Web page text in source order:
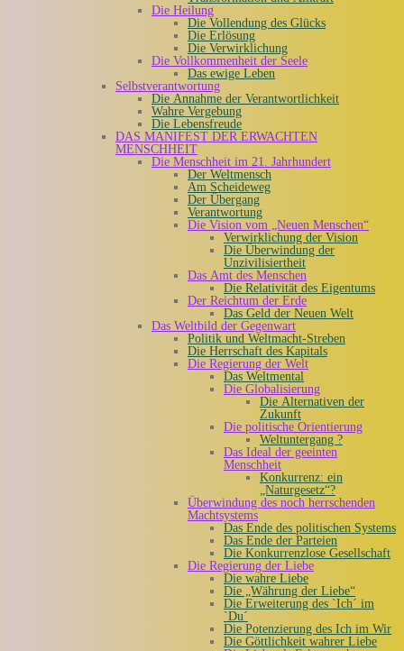
Die Heilung
Die Vollendung des Glücks
Die Erlösung
Die Verwirklichung
Die Vollkommenheit der Seele
Das ewige Leben
Selbstverantwortung
Die Annahme der Verantwortlichkeit
Wahre Vergebung
Die Lebensfreude
DAS MANIFEST DER ERWACHTEN
MENSCHHEIT
Die Menschheit im 21. Jahrhundert
Der Weltmensch
Am Scheideweg
Der Übergang
Verantwortung
Die Vision vom „Neuen Menschen“
Verwirklichung der Vision
Die Überwindung der
Unzivilisiertheit
Das Amt des Menschen
Die Relativität des Eigentums
Der Reichtum der Erde
Das Geld der Neuen Welt
Das Weltbild der Gegenwart
Politik und Weltmacht-Streben
Die Herrschaft des Kapitals
Die Regierung der Welt
Das Weltmental
Die Globalisierung
Die Alternativen der
Zukunft
Die politische Orientierung
Weltuntergang ?
Das Ideal der geeinten
Menschheit
Konkurrenz: ein
„Naturgesetz“?
Überwindung des noch herrschenden
Machtsystems
Das Ende des politischen Systems
Das Ende der Parteien
Die Konkurrenzlose Gesellschaft
Die Regierung der Liebe
Die wahre Liebe
Die „Währung der Liebe“
Die Erweiterung des `Ich´ im
`Du´
Die Potenzierung des Ich im Wir
Die Göttlichkeit wahrer Liebe